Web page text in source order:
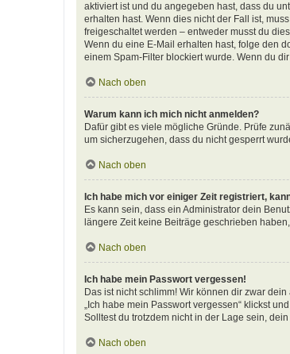
aktiviert ist und du angegeben hast, dass du
erhalten hast. Wenn dies nicht der Fall ist,
freigeschaltet werden – entweder musst du
Wenn du eine E-Mail erhalten hast, folge den
einem Spam-Filter blockiert wurde. Wenn du
Nach oben
Warum kann ich mich nicht anmelden?
Dafür gibt es viele mögliche Gründe. Prüfe
um sicherzugehen, dass du nicht gesperrt
Nach oben
Ich habe mich vor einiger Zeit registriert,
Es kann sein, dass ein Administrator dein
längere Zeit keine Beiträge geschrieben
Nach oben
Ich habe mein Passwort vergessen!
Das ist nicht schlimm! Wir können dir zwar
„Ich habe mein Passwort vergessen“ klickst
Solltest du trotzdem nicht in der Lage sein,
Nach oben